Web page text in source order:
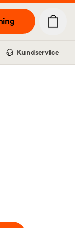
Kundservice